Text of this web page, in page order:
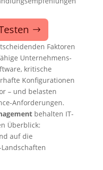
Faktoren
Unternehmens­
kritische
Konfigurationen
– und belasten
Anforderungen.
behalten IT-
Überblick:
auf die